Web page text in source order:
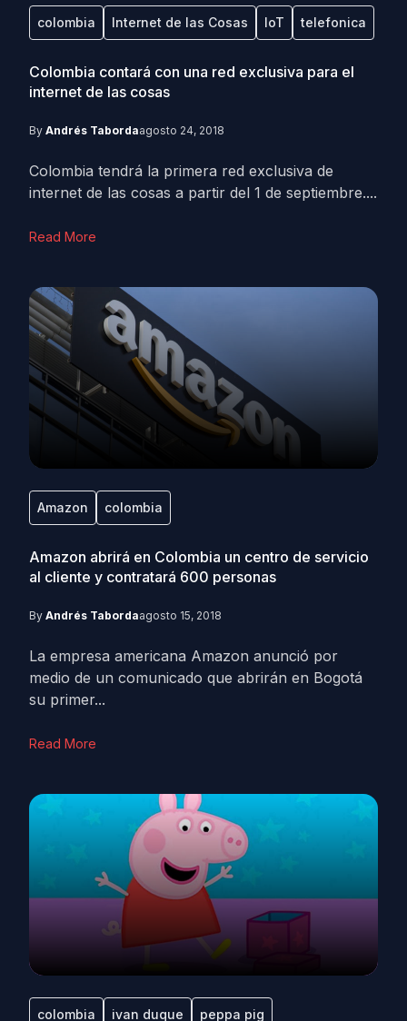
colombia Internet de las Cosas IoT telefonica
Colombia contará con una red exclusiva para el
internet de las cosas
By Andrés Tabordaagosto 24, 2018
Colombia tendrá la primera red exclusiva de
internet de las cosas a partir del 1 de septiembre....
Read More
Amazon colombia
Amazon abrirá en Colombia un centro de servicio
al cliente y contratará 600 personas
By Andrés Tabordaagosto 15, 2018
La empresa americana Amazon anunció por
medio de un comunicado que abrirán en Bogotá
su primer...
Read More
colombia ivan duque peppa pig